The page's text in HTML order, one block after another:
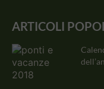
ARTICOLI